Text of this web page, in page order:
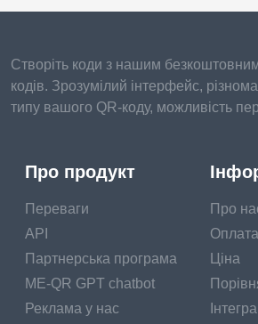
Створіть коди з нашим
кодів. Зрозумілий інтерфейс,
типу вашого QR-коду, можливість
Про продукт
Переваги
API
Партнерська програма
ME-QR GPT chatbot
Реклама у нас
Про
Ціна